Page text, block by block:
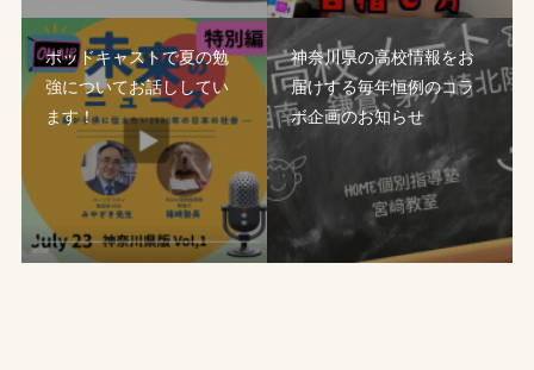
ポッドキャストで夏の勉
強についてお話ししてい
ます！
神奈川県の高校情報をお
届けする毎年恒例のコラ
ボ企画のお知らせ